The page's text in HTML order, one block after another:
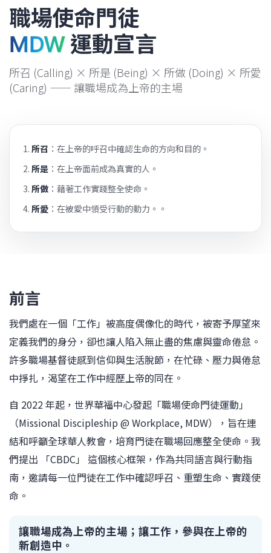
職場使命門徒
MDW 運動宣言
所召 (Calling) × 所是 (Being) × 所做 (Doing) × 所愛
(Caring) —— 讓職場成為上帝的主場
所召 ：在上帝的呼召中確認生命的方向和目的。
所是 ：在上帝面前成為真實的人。
所做 ：藉著工作實踐整全使命。
所愛 ：在被愛中領受行動的動力。。
前言
我們處在一個「工作」被高度偶像化的時代，被寄予厚望來
定義我們的身分，卻也讓人陷入無止盡的焦慮與靈命倦怠。
許多職場基督徒感到信仰與生活脫節，在忙碌、壓力與倦怠
中掙扎，渴望在工作中經歷上帝的同在。
自 2022 年起，世界華福中心發起「職場使命門徒運動」
（Missional Discipleship @ Workplace, MDW），旨在連
結和呼籲全球華人教會，培育門徒在職場回應整全使命。我
們提出 「CBDC」 這個核心框架，作為共同語言與行動指
南，邀請每一位門徒在工作中確認呼召、重塑生命、實踐使
命。
讓職場成為上帝的主場；讓工作，參與在上帝的
新創造中。